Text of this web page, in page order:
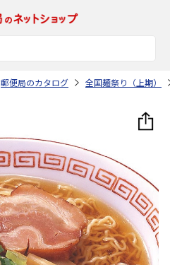
郵便局のカタログ 全国麺祭り（上期）